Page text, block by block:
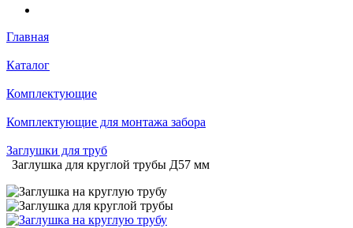
Главная
Каталог
Комплектующие
Комплектующие для монтажа забора
Заглушки для труб
Заглушка для круглой трубы Д57 мм